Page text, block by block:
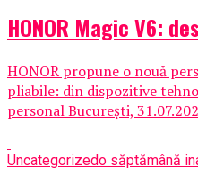
HONOR Magic V6:
HONOR propune o nouă
pliabile: din dispozitive
personal București,
Uncategorizedo săptămână